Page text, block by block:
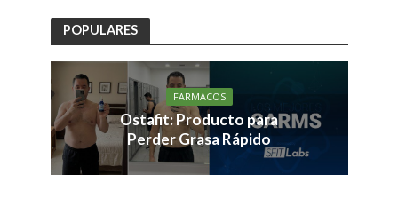
POPULARES
FARMACOS
Ostafit: Producto para
Perder Grasa Rápido